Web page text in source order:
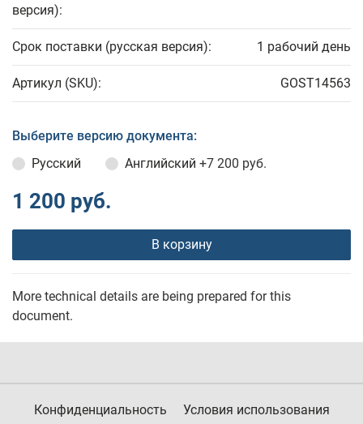
версия):
Срок поставки (русская версия): 1 рабочий день
Артикул (SKU): GOST14563
Выберите версию документа:
Русский
Английский +7 200 руб.
1 200 руб.
В корзину
More technical details are being prepared for this
document.
Конфиденциальность Условия использования